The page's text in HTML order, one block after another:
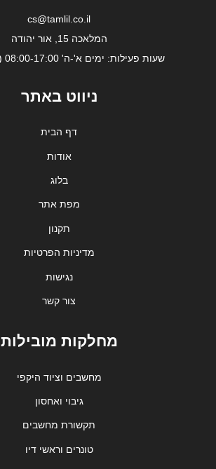
cs@tamlil.co.il
המלאכה 15, אור יהודה
שעות פעילות: ימים א'-ה' 08:00-17:00 (יום ו' סגור)
ניווט באתר
דף הבית
אודות
בלוג
מפת אתר
תקנון
מדיניות הפרטיות
נגישות
צור קשר
מחלקות מובילות
מחשבים וציוד היקפי
גיבוי ואחסון
תקשורת מחשבים
טונרים וראשי דיו